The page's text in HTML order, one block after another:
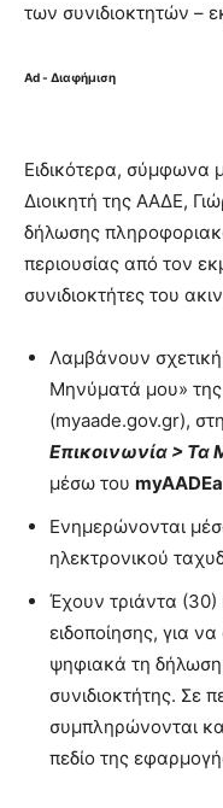
των συνιδιοκτητών –
Ad - Διαφήμιση
Ειδικότερα, σύμφωνα
Διοικητή της ΑΑΔΕ,
δήλωσης
περιουσίας από τον
συνιδιοκτήτες του
Λαμβάνουν σχετική
Μηνύματά μου»
(myaade.gov.gr),
Επικοινωνία > Τα
μέσω του
Ενημερώνονται
ηλεκτρονικού
Έχουν τριάντα (30)
ειδοποίησης, για
ψηφιακά τη
συνιδιοκτήτης. Σε
συμπληρώνονται
πεδίο της